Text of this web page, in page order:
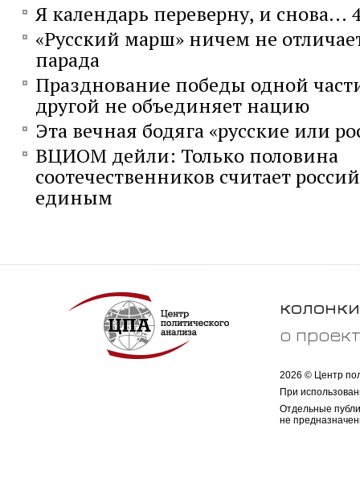
Я календарь переверну, и снова...
«Русский марш» ничем не
парада
Празднование победы одной
другой не объединяет нацию
Эта вечная бодяга «русские или
ВЦИОМ дейли: Только половина
соотечественников считает
единым
колонки
о
2026 © Центр
При
Отдельные
не